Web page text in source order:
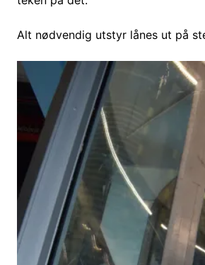
Alt nødvendig utstyr lånes ut på